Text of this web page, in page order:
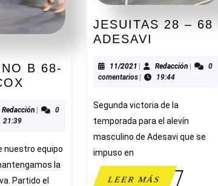
B 68-
B
C.B.
COX
RedacciónRedacción
|
0
21:39
nuestro equipo
la
Partido el
JESUITAS 28 – 68
ADESAVI
–
68
11/2021 11/2021Redacción Redacción
0
comentarios
19:44
Segunda victoria de la
temporada para el alevín
masculino de Adesavi que se
impuso en
LEER MÁSLEER